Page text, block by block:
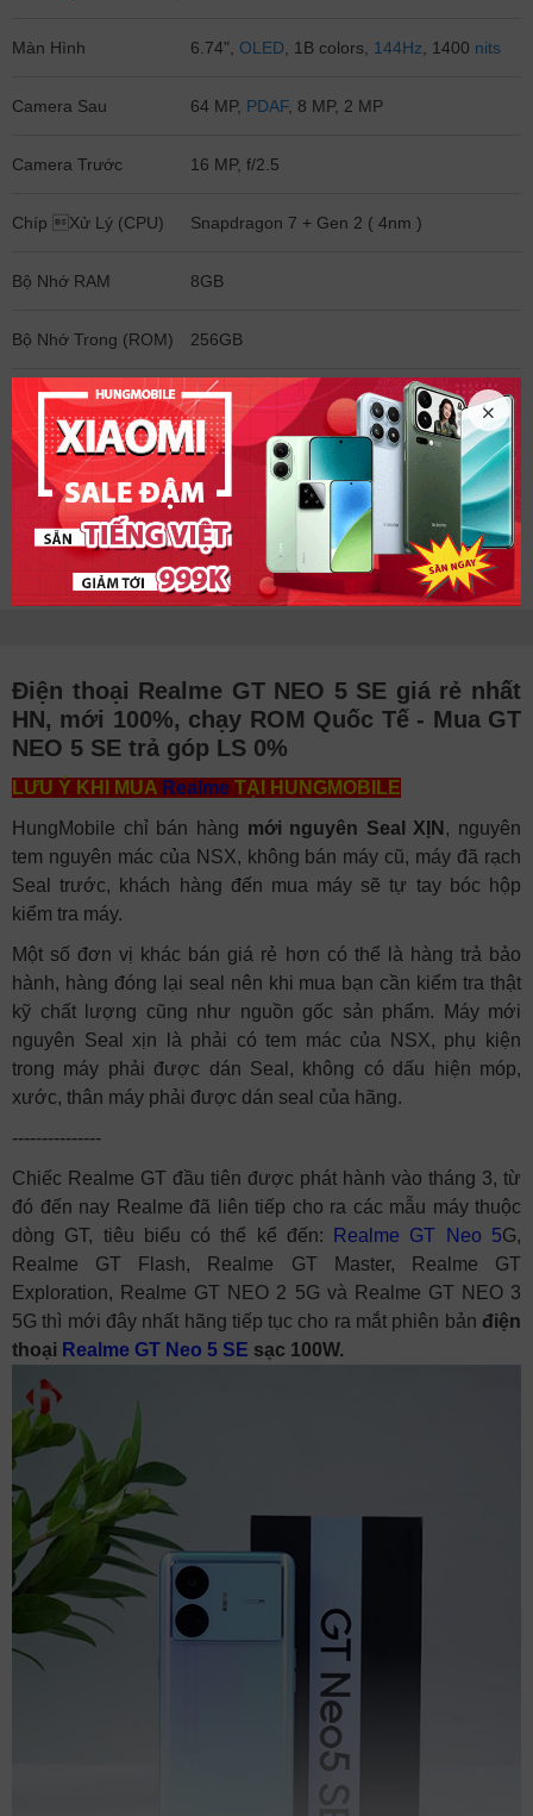
Màn Hình 6.74", OLED, 1B colors, 144Hz , 1400 nits
Camera Sau 64 MP, PDAF, 8 MP, 2 MP
Camera Trước 16 MP, f/2.5
Chíp Xử Lý (CPU) Snapdragon 7 + Gen 2 ( 4nm )
Bộ Nhớ RAM 8GB
Bộ Nhớ Trong (ROM) 256GB
Hỗ trợ Sim 2 nano SIM
Công nghệ bảo mật Vân tay trong màn hình
5500mAh, 100W
Xem thêm cấu hình chi tiết
Điện thoại Realme GT NEO 5 SE giá rẻ nhất
HN, mới 100%, chạy ROM Quốc Tế - Mua GT
NEO 5 SE trả góp LS 0%
LƯU Ý KHI MUA Realme TẠI HUNGMOBILE
HungMobile chỉ bán hàng mới nguyên Seal XỊN , nguyên
tem nguyên mác của NSX, không bán máy cũ, máy đã rạch
Seal trước, khách hàng đến mua máy sẽ tự tay bóc hộp
kiểm tra máy.
Một số đơn vị khác bán giá rẻ hơn có thể là hàng trả bảo
hành, hàng đóng lại seal nên khi mua bạn cần kiểm tra thật
kỹ chất lượng cũng như nguồn gốc sản phẩm. Máy mới
nguyên Seal xịn là phải có tem mác của NSX, phụ kiện
trong máy phải được dán Seal, không có dấu hiện móp,
xước, thân máy phải được dán seal của hãng.
---------------
Chiếc Realme GT đầu tiên được phát hành vào tháng 3, từ
đó đến nay Realme đã liên tiếp cho ra các mẫu máy thuộc
dòng GT, tiêu biểu có thể kể đến:
Realme GT Neo 5G,
Realme GT Flash, Realme GT Master, Realme GT
Exploration, Realme GT NEO 2 5G và Realme GT NEO 3
5G thì mới đây nhất hãng tiếp tục cho ra mắt phiên bản điện
thoại Realme GT Neo 5 SE sạc 100W.